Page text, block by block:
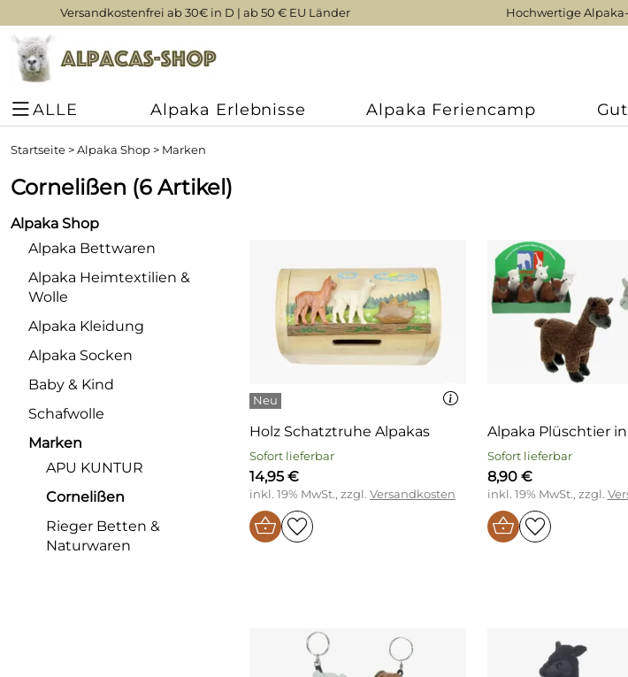
Versandkostenfrei ab 30€ in D | ab 50 € EU Länder Hochwertige
ALLE Alpaka Erlebnisse Alpaka Feriencamp
Startseite > Alpaka Shop > Marken
Cornelißen (6 Artikel)
Alpaka Shop
Alpaka Bettwaren
Alpaka Heimtextilien &
Wolle
Alpaka Kleidung
Alpaka Socken
Baby & Kind
Schafwolle
Marken
APU KUNTUR
Cornelißen
Rieger Betten &
Naturwaren
Holz Schatztruhe Alpakas
Sofort lieferbar
14,95 €
inkl. 19% MwSt., zzgl. Versandkosten
Alpaka Plüschtier
Sofort lieferbar
8,90 €
inkl. 19% MwSt., zzgl.